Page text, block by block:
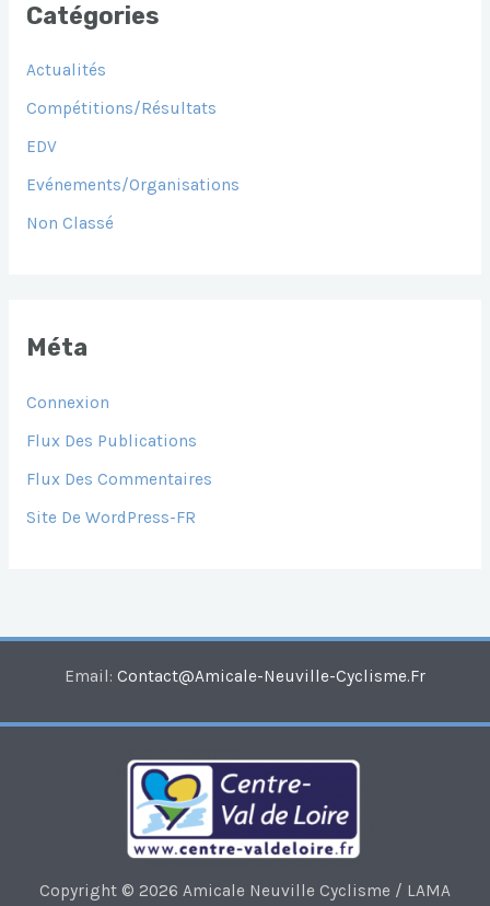
Catégories
Actualités
Compétitions/Résultats
EDV
Evénements/Organisations
Non Classé
Méta
Connexion
Flux Des Publications
Flux Des Commentaires
Site De WordPress-FR
Email: Contact@amicale-Neuville-Cyclisme.fr
Copyright © 2026 Amicale Neuville Cyclisme / LAMA